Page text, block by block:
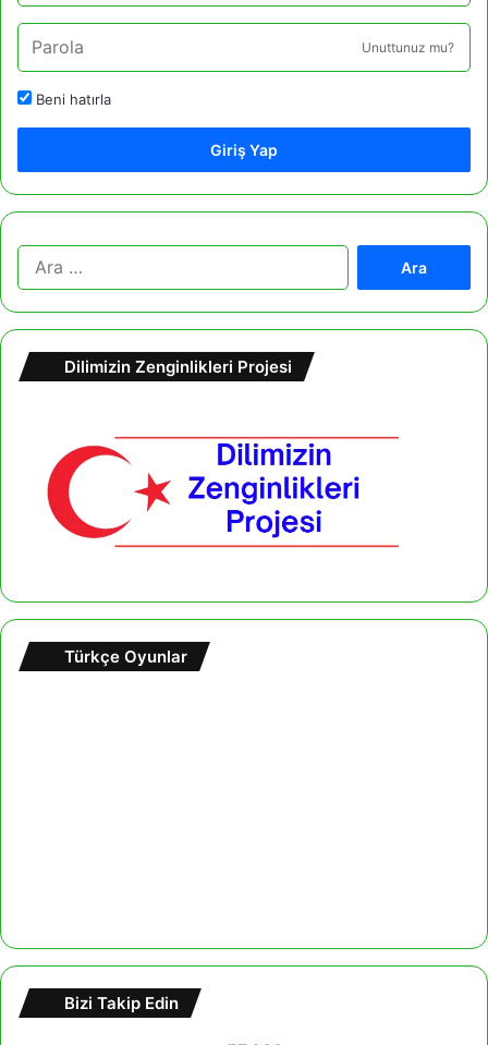
Unuttunuz mu?
Beni hatırla
Giriş Yap
Dilimizin Zenginlikleri Projesi
Türkçe Oyunlar
Bizi Takip Edin